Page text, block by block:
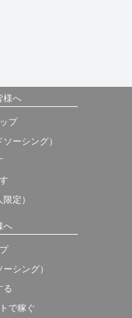
様へ
プ
ーシング）
定）
へ
シング）
る
で稼ぐ